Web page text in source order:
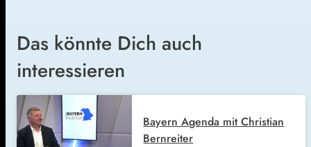
Das könnte Dich auch
interessieren
Bayern Agenda mit Christian
Bernreiter